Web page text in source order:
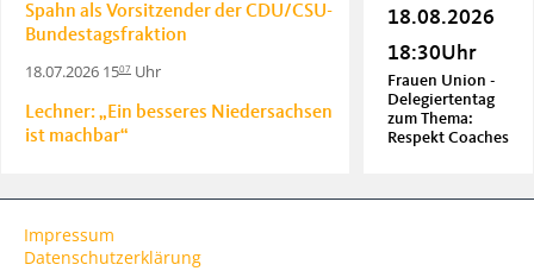
Spahn als Vorsitzender der CDU/CSU-
Bundestagsfraktion
18.07.2026 1507 Uhr
Lechner: „Ein besseres Niedersachsen
ist machbar“
Innovation statt Bürokratie
18.08.2026
18:30Uhr
Frauen Union -
Delegiertentag
zum Thema:
Respekt Coaches
Donnerstag
Impressum
Datenschutzerklärung